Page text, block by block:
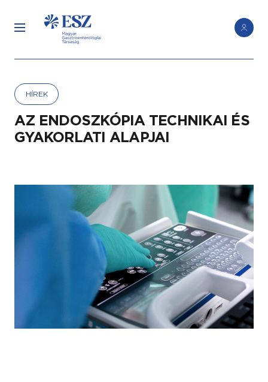
HÍREK
AZ ENDOSZKÓPIA TECHNIKAI ÉS
GYAKORLATI ALAPJAI